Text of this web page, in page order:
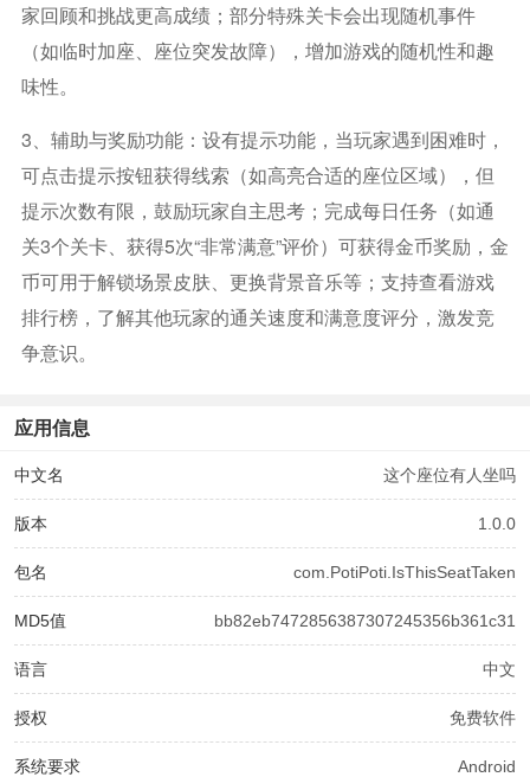
家回顾和挑战更高成绩；部分特殊关卡会出现随机事件
（如临时加座、座位突发故障），增加游戏的随机性和趣
味性。
3、辅助与奖励功能：设有提示功能，当玩家遇到困难时，
可点击提示按钮获得线索（如高亮合适的座位区域），但
提示次数有限，鼓励玩家自主思考；完成每日任务（如通
关3个关卡、获得5次“非常满意”评价）可获得金币奖励，金
币可用于解锁场景皮肤、更换背景音乐等；支持查看游戏
排行榜，了解其他玩家的通关速度和满意度评分，激发竞
争意识。
应用信息
中文名 这个座位有人坐吗
版本 1.0.0
包名 com.PotiPoti.IsThisSeatTaken
MD5值 bb82eb7472856387307245356b361c31
语言 中文
授权 免费软件
系统要求 Android